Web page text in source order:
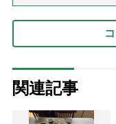
関連記事